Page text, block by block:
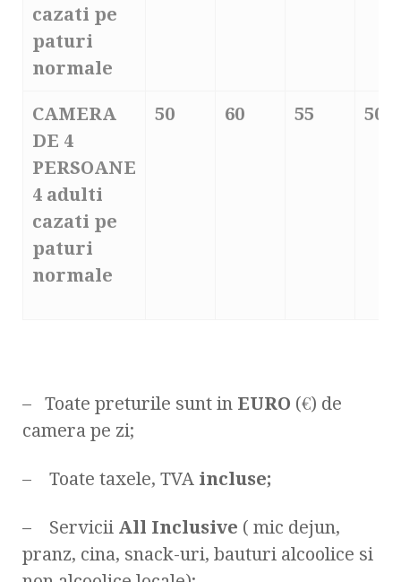
cazati pe
paturi
normale
CAMERA
DE 4
PERSOANE
4 adulti
cazati pe
paturi
normale
50 60 55 50
– Toate preturile sunt in EURO (€) de
camera pe zi;
– Toate taxele, TVA incluse;
– Servicii All Inclusive ( mic dejun,
pranz, cina, snack-uri, bauturi alcoolice si